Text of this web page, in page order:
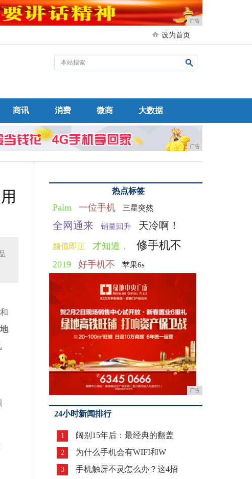
广告
设为首页
商讯 消费 微商 大数据
广告
热点标签
Palm 一位手机 三星突然
全网通来 销量回升 天冷啊！
颜值即正 才知道， 修手机不
2019 好手机不 苹果6s
广告
24小时新闻排行
1 阔别15年后：最经典的翻盖
2 为什么手机会有WIFI和W
3 手机触屏不灵怎么办？这4招